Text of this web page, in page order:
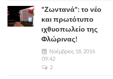
"Ζωντανά": το νέο
και πρωτότυπο
ιχθυοπωλείο της
Φλώρινας!
Νοέμβριος 18, 2016
09:42
2